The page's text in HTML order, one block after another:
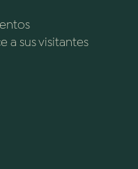
a sus visitantes